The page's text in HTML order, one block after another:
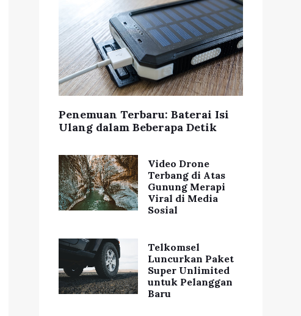
Penemuan Terbaru: Baterai Isi
Ulang dalam Beberapa Detik
Video Drone
Terbang di Atas
Gunung Merapi
Viral di Media
Sosial
Telkomsel
Luncurkan Paket
Super Unlimited
untuk Pelanggan
Baru